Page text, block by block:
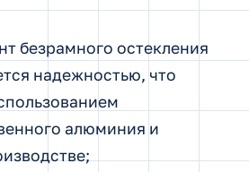
безрамного остекления
надежностью, что
алюминия и